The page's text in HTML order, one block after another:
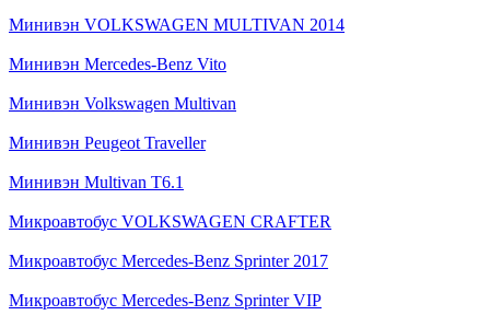
Минивэн VOLKSWAGEN MULTIVAN 2014
Минивэн Mercedes-Benz Vito
Минивэн Volkswagen Multivan
Минивэн Peugeot Traveller
Минивэн Multivan Т6.1
Микроавтобус VOLKSWAGEN CRAFTER
Микроавтобус Mercedes-Benz Sprinter 2017
Микроавтобус Mercedes-Benz Sprinter VIP